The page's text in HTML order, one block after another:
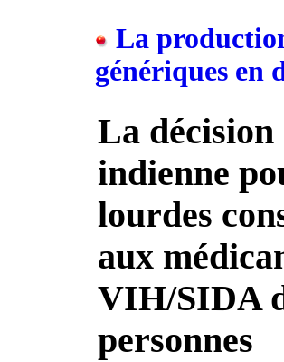
La
génériques en
La
indienne
lourdes
aux
VIH/SIDA
personnes